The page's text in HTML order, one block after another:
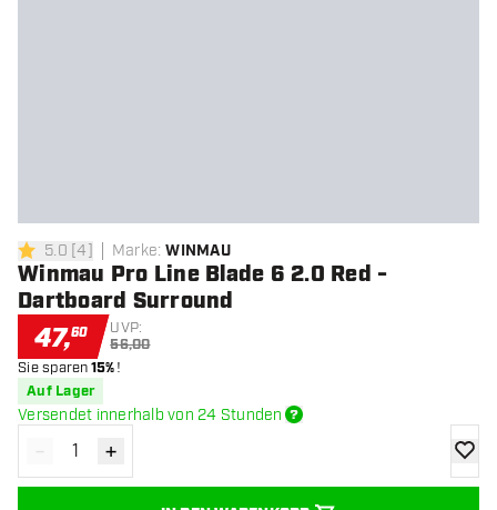
5 Bewertungssterne
5.0 [4] Marke: WINMAU
Winmau Pro Line Blade 6 2.0 Red -
Dartboard Surround
47,60 UVP:
56,00
Sie sparen15%!
Auf Lager
Versendet innerhalb von 24 Stunden
Menge verringern
- Menge erhöhen
+ Zur